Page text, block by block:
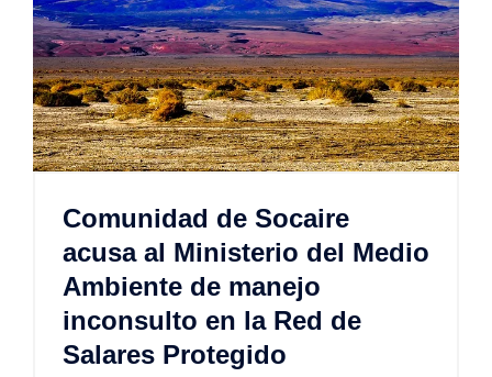
Comunidad de Socaire
acusa al Ministerio del Medio
Ambiente de manejo
inconsulto en la Red de
Salares Protegido